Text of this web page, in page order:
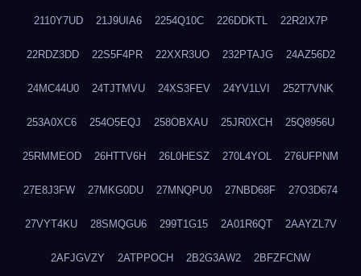
2110Y7UD 21J9UIA6 2254Q10C 226DDKTL 22R2IX7P
22RDZ3DD 22S5F4PR 22XXR3UO 232PTAJG 24AZ56D2
24MC44U0 24TJTMVU 24XS3FEV 24YV1LVI 252T7VNK
253A0XC6 254O5EQJ 258OBXAU 25JR0XCH 25Q8956U
25RMMEOD 26HTTV6H 26L0HESZ 270L4YOL 276UFPNM
27E8J3FW 27MKG0DU 27MNQPU0 27NBD68F 27O3D674
27VYT4KU 28SMQGU6 299T1G15 2A01R6QT 2AAYZL7V
2AFJGVZY 2ATPPOCH 2B2G3AW2 2BFZFCNW